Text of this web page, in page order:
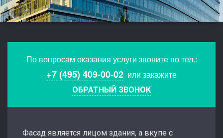
По вопросам оказания услуги звоните по тел.:
+7 (495) 409-00-02 или закажите
ОБРАТНЫЙ ЗВОНОК
Фасад является лицом здания, а вкупе с